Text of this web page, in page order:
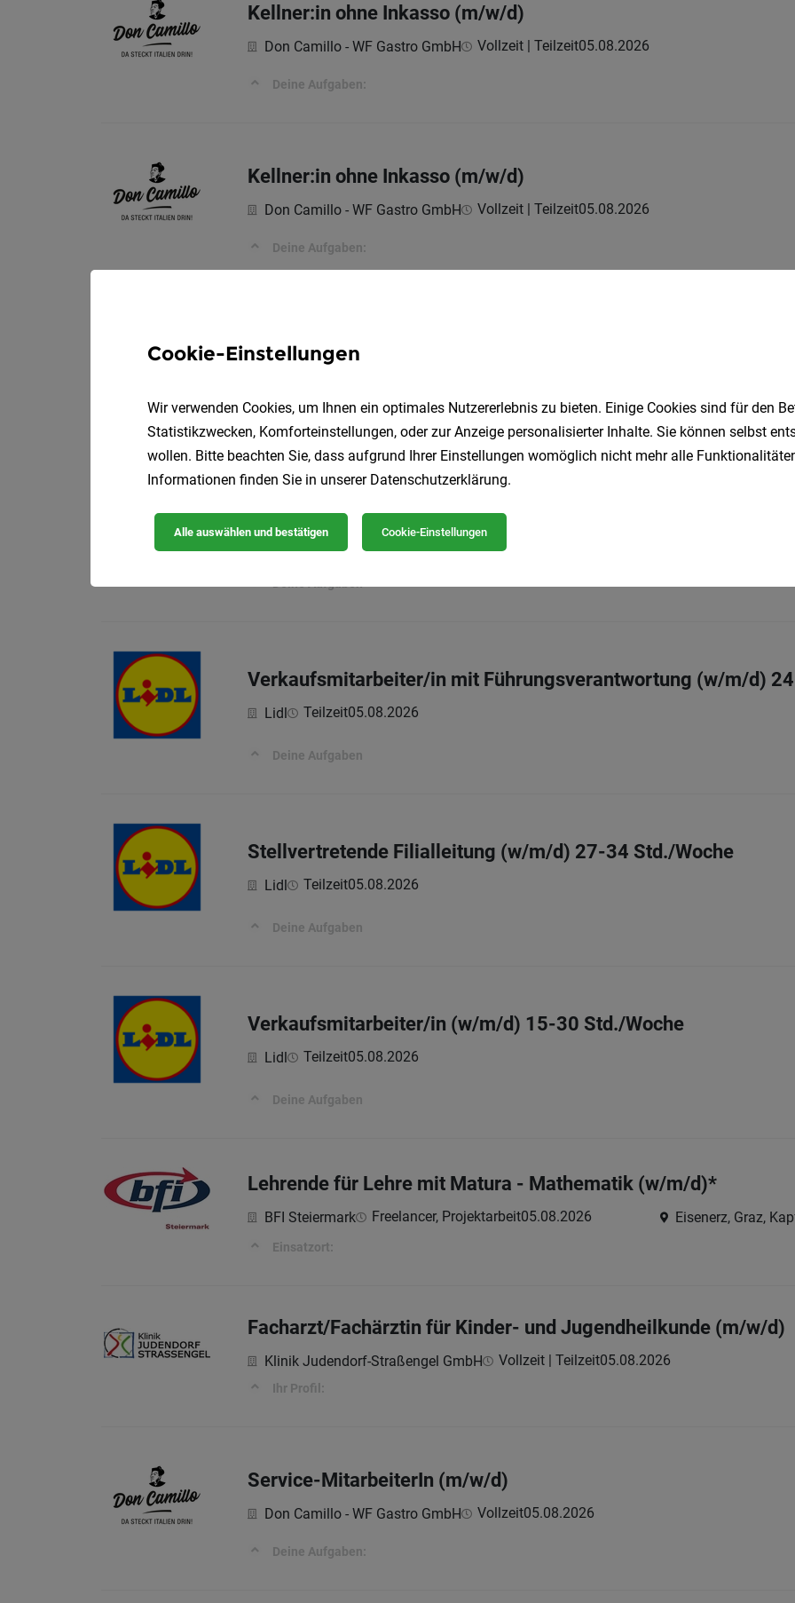
Kellner:in ohne Inkasso (m/w/d)
Don Camillo - WF Gastro GmbH Vollzeit | Teilzeit05.08.2026
Deine Aufgaben:
Kellner:in ohne Inkasso (m/w/d)
Don Camillo - WF Gastro GmbH Vollzeit | Teilzeit05.08.2026
Deine Aufgaben:
Deine Aufgaben:
Lidl Teilzeit 05.08.2026
Verkaufsmitarbeiter/in mit Führungsverantwortung (w/m/d)
Lidl Teilzeit05.08.2026
Deine Aufgaben
Stellvertretende Filialleitung (w/m/d) 27-34 Std./Woche
Lidl Teilzeit05.08.2026
Deine Aufgaben
Verkaufsmitarbeiter/in (w/m/d) 15-30 Std./Woche
Lidl Teilzeit05.08.2026
Deine Aufgaben
Lehrende für Lehre mit Matura - Mathematik (w/m/d)*
BFI Steiermark Freelancer, Projektarbeit05.08.2026 Eisenerz, Graz,
Einsatzort:
Facharzt/Fachärztin für Kinder- und Jugendheilkunde (m/w/d)
Klinik Judendorf-Straßengel GmbH Vollzeit | Teilzeit05.08.2026
Ihr Profil:
Service-MitarbeiterIn (m/w/d)
Don Camillo - WF Gastro GmbH Vollzeit05.08.2026
Deine Aufgaben:
Cookie-Einstellungen
Wir verwenden Cookies, um Ihnen ein optimales Nutzererlebnis zu bieten. Einige Cookies sind für den
Statistikzwecken, Komforteinstellungen, oder zur Anzeige personalisierter Inhalte. Sie können selbst
wollen. Bitte beachten Sie, dass aufgrund Ihrer Einstellungen womöglich nicht mehr alle
Informationen finden Sie in unserer Datenschutzerklärung.
Alle auswählen und bestätigen Cookie-Einstellungen